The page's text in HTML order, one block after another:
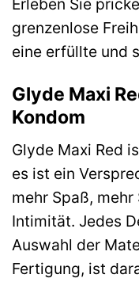
grenzenlose
eine erfüllte und
Glyde Maxi
Kondom
Glyde Maxi Red
es ist ein
mehr Spaß,
Intimität. Jedes
Auswahl der
Fertigung, ist